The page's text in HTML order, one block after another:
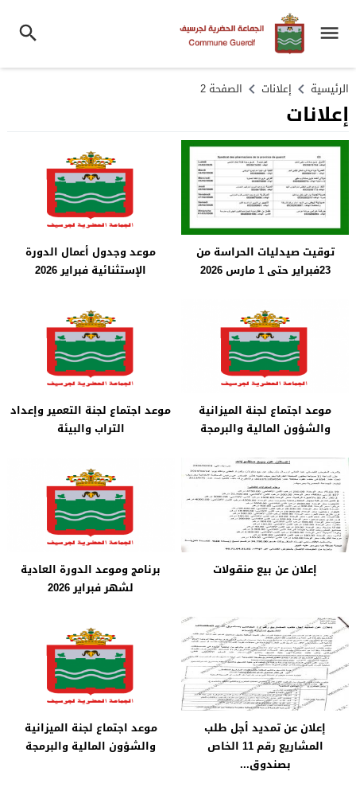
الرئيسية إعلانات الصفحة 2
إعلانات
توقيت صيدليات الحراسة من
23فبراير حتى 1 مارس 2026
موعد وجدول أعمال الدورة
الإستثنائية فبراير 2026
موعد اجتماع لجنة الميزانية
والشؤون المالية والبرمجة
موعد اجتماع لجنة التعمير وإعداد
التراب والبيئة
إعلان عن بيع منقولات
برنامج وموعد الدورة العادية
لشهر فبراير 2026
إعلان عن تمديد أجل طلب
المشاريع رقم 11 الخاص
بصندوق...
موعد اجتماع لجنة الميزانية
والشؤون المالية والبرمجة